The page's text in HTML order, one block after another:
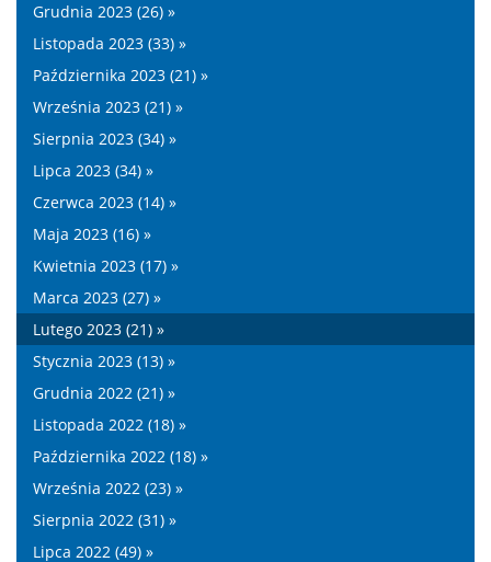
Grudnia 2023 (26) »
Listopada 2023 (33) »
Października 2023 (21) »
Września 2023 (21) »
Sierpnia 2023 (34) »
Lipca 2023 (34) »
Czerwca 2023 (14) »
Maja 2023 (16) »
Kwietnia 2023 (17) »
Marca 2023 (27) »
Lutego 2023 (21) »
Stycznia 2023 (13) »
Grudnia 2022 (21) »
Listopada 2022 (18) »
Października 2022 (18) »
Września 2022 (23) »
Sierpnia 2022 (31) »
Lipca 2022 (49) »